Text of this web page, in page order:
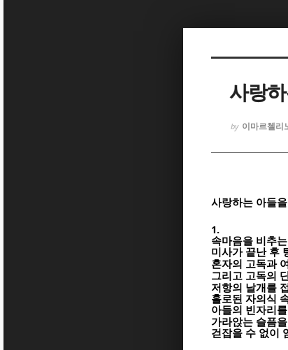
사랑
by 이마르첼리
사랑하는 아들
1.
속마음을 비추
미사가 끝난 후
혼자의 고독과
그리고 고독의
저항의 날개를
홀로된 자의식
아들의 빈자리
가라앉는 슬픔
걷잡을 수 없이